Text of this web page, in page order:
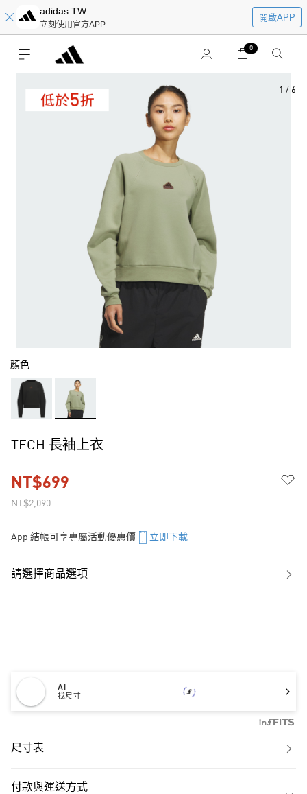
adidas TW
立刻使用官方APP
開啟APP
0
1 / 6
顏色
TECH 長袖上衣
NT$2,090
NT$699
App 結帳可享專屬活動優惠價 立即下載
請選擇商品選項
AI
找尺寸
尺寸表
付款與運送方式